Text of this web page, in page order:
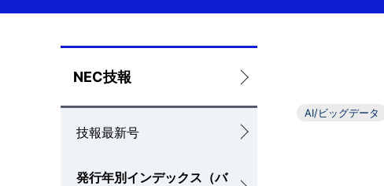
の
現
在
位
ロ
ー
カ
ル
NEC技報
技報最新号
発行年別インデックス（バ
AI/ビッグデータ